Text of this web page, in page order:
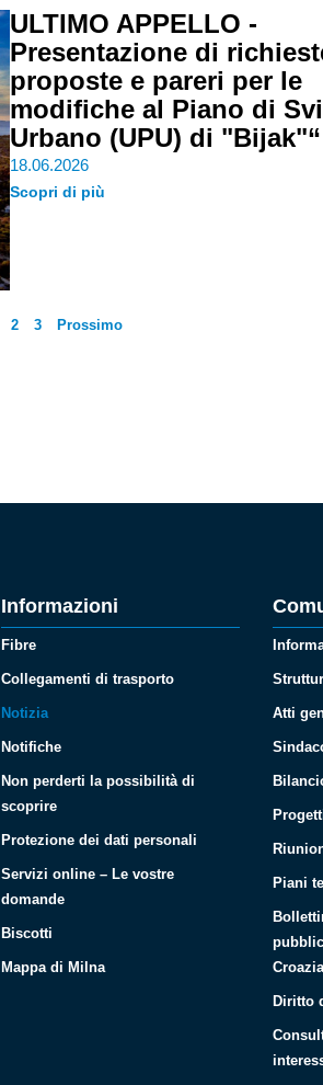
ULTIMO APPELLO -
Presentazione di
proposte e pareri per le
modifiche al Piano di
Urbano (UPU) di "Bijak"“
18.06.2026
Scopri di più
2 3 Prossimo
Informazioni
Fibre
Collegamenti di trasporto
Notizia
Notifiche
Non perderti la possibilità di
scoprire
Protezione dei dati personali
Servizi online – Le vostre
domande
Biscotti
Mappa di Milna
Atti
Piani
Diritto